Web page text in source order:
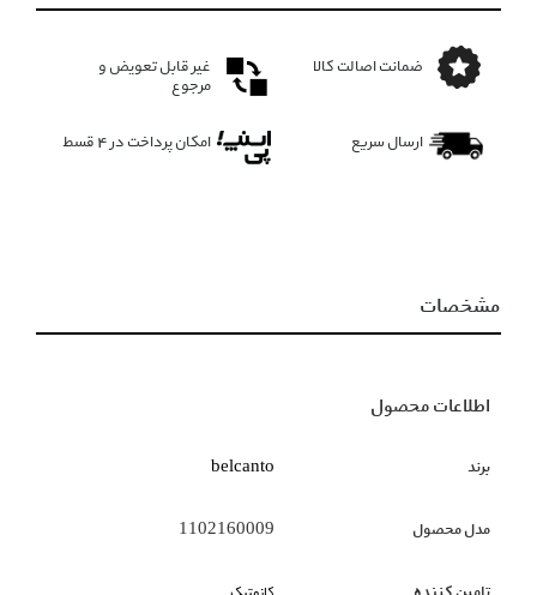
ضمانت اصالت کالا
غیر قابل تعویض و
مرجوع
ارسال سریع امکان پرداخت در 4 قسط
مشخصات
اطلاعات محصول
برند belcanto
مدل محصول 1102160009